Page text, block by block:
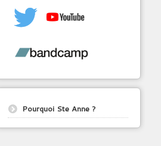
Pourquoi Ste Anne ?